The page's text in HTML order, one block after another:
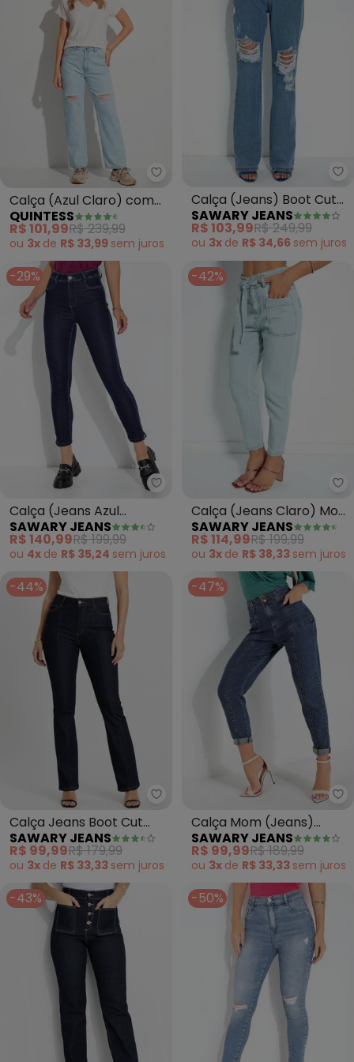
Quintess - Calça (Azul Claro)
Calça (Azul Claro) com
Rasgados
QUINTESS
R$ 101,99R$ 239,99
ou 3x de R$ 33,99 sem juros
Calça (Jeans) Boot Cut
com Corrente Grátis
Sawary
SAWARY JEANS
R$ 103,99R$ 249,99
ou 3x de R$ 34,66 sem juros
-29%
Sawary Jeans - Calça (Jeans
Calça (Jeans Azul
Escuro) Levanta
Bumbum Cigarrete
SAWARY JEANS
R$ 140,99R$ 199,99
ou 4x de R$ 35,24 sem juros
-42%
Calça (Jeans Claro) Mom
Jeans com Faixa Sawary
SAWARY JEANS
R$ 114,99R$ 199,99
ou 3x de R$ 38,33 sem juros
-44%
Sawary Jeans - Calça Jeans
Calça Jeans Boot Cut
(Azul)
SAWARY JEANS
R$ 99,99R$ 179,99
ou 3x de R$ 33,33 sem juros
-47%
Calça Mom (Jeans)
Sawary com Bolsos
Laterais
SAWARY JEANS
R$ 99,99R$ 189,99
ou 3x de R$ 33,33 sem juros
-43% -50%